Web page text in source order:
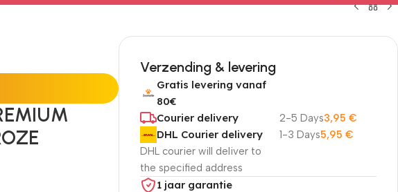
Verzending & levering
Gratis levering vanaf
80€
Courier delivery
2-5 Days3,95€
DHL Courier delivery
DHL courier will deliver to
the specified address
1-3 Days5,95€
1 jaar garantie